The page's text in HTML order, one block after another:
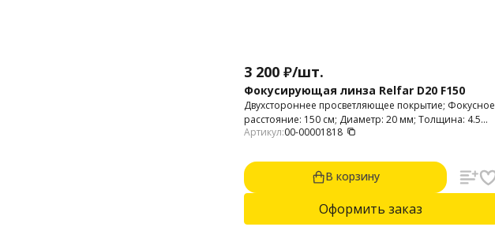
3 200 ₽/шт.
Фокусирующая линза Relfar D20 F150
Двухстороннее просветляющее покрытие; Фокусное
расстояние: 150 см; Диаметр: 20 мм; Толщина: 4.5
мм; Длина волны: 1064 нм; Материал: оптический
Артикул:00-00001818
В корзину
Оформить заказ